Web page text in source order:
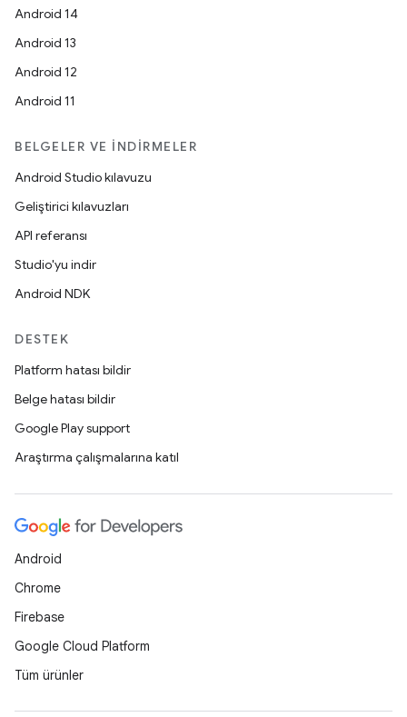
Android 14
Android 13
Android 12
Android 11
BELGELER VE İNDIRMELER
Android Studio kılavuzu
Geliştirici kılavuzları
API referansı
Studio'yu indir
Android NDK
DESTEK
Platform hatası bildir
Belge hatası bildir
Google Play support
Araştırma çalışmalarına katıl
Android
Chrome
Firebase
Google Cloud Platform
Tüm ürünler